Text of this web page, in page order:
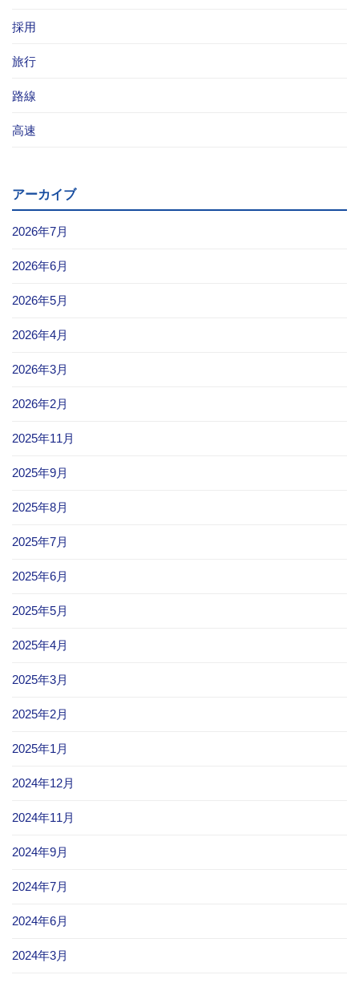
採用
旅行
路線
高速
アーカイブ
2026年7月
2026年6月
2026年5月
2026年4月
2026年3月
2026年2月
2025年11月
2025年9月
2025年8月
2025年7月
2025年6月
2025年5月
2025年4月
2025年3月
2025年2月
2025年1月
2024年12月
2024年11月
2024年9月
2024年7月
2024年6月
2024年3月